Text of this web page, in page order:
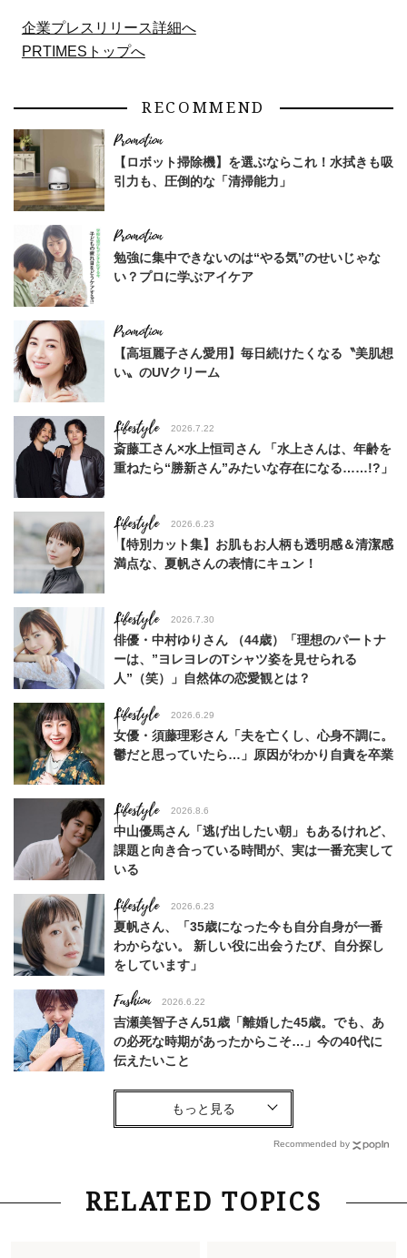
企業プレスリリース詳細へ
PRTIMESトップへ
RECOMMEND
【ロボット掃除機】を選ぶならこれ！水拭きも吸
引力も、圧倒的な「清掃能力」
勉強に集中できないのは“やる気”のせいじゃな
い？プロに学ぶアイケア
【高垣麗子さん愛用】毎日続けたくなる〝美肌想
い〟のUVクリーム
Lifestyle 2026.7.22
斎藤工さん×水上恒司さん 「水上さんは、年齢を
重ねたら“勝新さん”みたいな存在になる……!?」
Lifestyle 2026.6.23
【特別カット集】お肌もお人柄も透明感＆清潔感
満点な、夏帆さんの表情にキュン！
Lifestyle 2026.7.30
俳優・中村ゆりさん （44歳）「理想のパートナ
ーは、”ヨレヨレのTシャツ姿を見せられる
人”（笑）」自然体の恋愛観とは？
Lifestyle 2026.6.29
女優・須藤理彩さん「夫を亡くし、心身不調に。
鬱だと思っていたら…」原因がわかり自責を卒業
Lifestyle 2026.8.6
中山優馬さん「逃げ出したい朝」もあるけれど、
課題と向き合っている時間が、実は一番充実して
いる
Lifestyle 2026.6.23
夏帆さん、「35歳になった今も自分自身が一番
わからない。 新しい役に出会うたび、自分探し
をしています」
Fashion 2026.6.22
吉瀬美智子さん51歳「離婚した45歳。でも、あ
の必死な時期があったからこそ…」今の40代に
伝えたいこと
Fashion
【40代コンサバ派】白Tシャツは「パール×ゴー
ルドアクセ」を合わせるのが正解！〈大野真理子
Lifestyle 2026.7.29
「お若いですね」は褒め言葉？“若い＝美しい”と
Recommended by
RELATED TOPICS